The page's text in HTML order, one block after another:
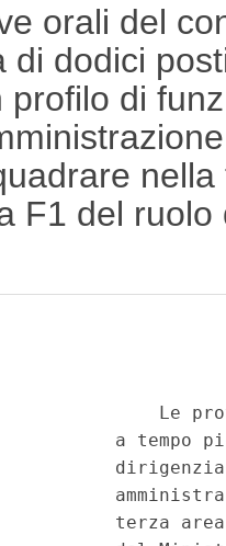
orali del
di dodici
profilo di
F1 del